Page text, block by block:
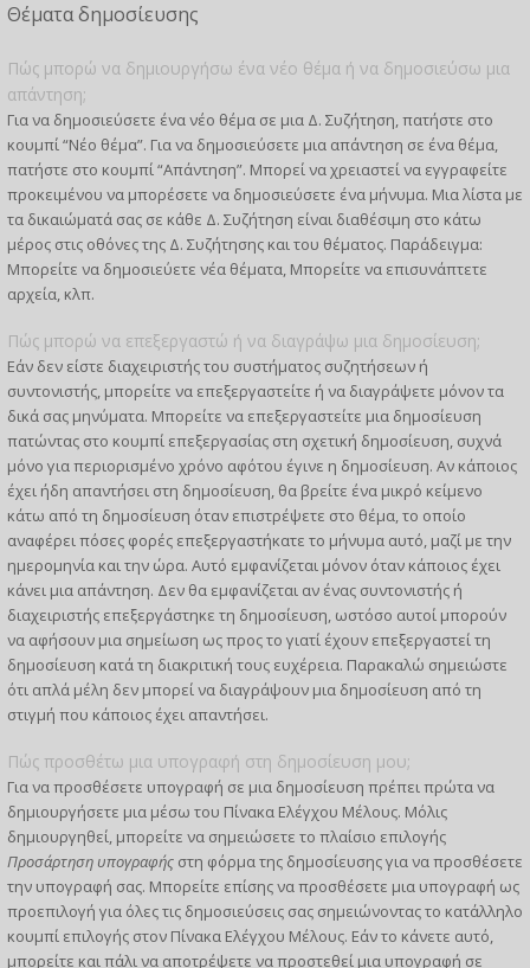
Θέματα δημοσίευσης
Πώς μπορώ να δημιουργήσω ένα νέο θέμα ή να δημοσιεύσω μια
απάντηση;
Για να δημοσιεύσετε ένα νέο θέμα σε μια Δ. Συζήτηση, πατήστε στο
κουμπί “Νέο θέμα”. Για να δημοσιεύσετε μια απάντηση σε ένα θέμα,
πατήστε στο κουμπί “Απάντηση”. Μπορεί να χρειαστεί να εγγραφείτε
προκειμένου να μπορέσετε να δημοσιεύσετε ένα μήνυμα. Μια λίστα με
τα δικαιώματά σας σε κάθε Δ. Συζήτηση είναι διαθέσιμη στο κάτω
μέρος στις οθόνες της Δ. Συζήτησης και του θέματος. Παράδειγμα:
Μπορείτε να δημοσιεύετε νέα θέματα, Μπορείτε να επισυνάπτετε
αρχεία, κλπ.
Πώς μπορώ να επεξεργαστώ ή να διαγράψω μια δημοσίευση;
Εάν δεν είστε διαχειριστής του συστήματος συζητήσεων ή
συντονιστής, μπορείτε να επεξεργαστείτε ή να διαγράψετε μόνον τα
δικά σας μηνύματα. Μπορείτε να επεξεργαστείτε μια δημοσίευση
πατώντας στο κουμπί επεξεργασίας στη σχετική δημοσίευση, συχνά
μόνο για περιορισμένο χρόνο αφότου έγινε η δημοσίευση. Αν κάποιος
έχει ήδη απαντήσει στη δημοσίευση, θα βρείτε ένα μικρό κείμενο
κάτω από τη δημοσίευση όταν επιστρέψετε στο θέμα, το οποίο
αναφέρει πόσες φορές επεξεργαστήκατε το μήνυμα αυτό, μαζί με την
ημερομηνία και την ώρα. Αυτό εμφανίζεται μόνον όταν κάποιος έχει
κάνει μια απάντηση. Δεν θα εμφανίζεται αν ένας συντονιστής ή
διαχειριστής επεξεργάστηκε τη δημοσίευση, ωστόσο αυτοί μπορούν
να αφήσουν μια σημείωση ως προς το γιατί έχουν επεξεργαστεί τη
δημοσίευση κατά τη διακριτική τους ευχέρεια. Παρακαλώ σημειώστε
ότι απλά μέλη δεν μπορεί να διαγράψουν μια δημοσίευση από τη
στιγμή που κάποιος έχει απαντήσει.
Πώς προσθέτω μια υπογραφή στη δημοσίευση μου;
Για να προσθέσετε υπογραφή σε μια δημοσίευση πρέπει πρώτα να
δημιουργήσετε μια μέσω του Πίνακα Ελέγχου Μέλους. Μόλις
δημιουργηθεί, μπορείτε να σημειώσετε το πλαίσιο επιλογής
Προσάρτηση υπογραφής στη φόρμα της δημοσίευσης για να προσθέσετε
την υπογραφή σας. Μπορείτε επίσης να προσθέσετε μια υπογραφή ως
προεπιλογή για όλες τις δημοσιεύσεις σας σημειώνοντας το κατάλληλο
κουμπί επιλογής στον Πίνακα Ελέγχου Μέλους. Εάν το κάνετε αυτό,
μπορείτε και πάλι να αποτρέψετε να προστεθεί μια υπογραφή σε